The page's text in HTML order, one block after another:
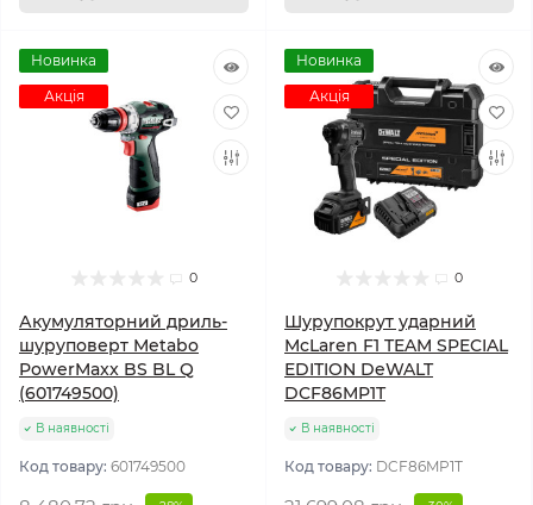
Новинка
Акція
0
Акумуляторний дриль-
шуруповерт Metabo
PowerMaxx BS BL Q
(601749500)
В наявності
Код товару: 601749500
Новинка
Акція
0
Шурупокрут ударний
McLaren F1 TEAM SPECIAL
EDITION DeWALT
DCF86MP1T
В наявності
Код товару: DCF86MP1T